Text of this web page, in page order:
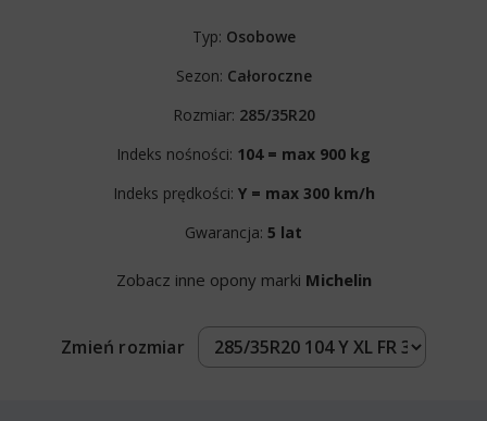
Typ: Osobowe
Sezon: Całoroczne
Rozmiar: 285/35R20
Indeks nośności: 104 = max 900 kg
Indeks prędkości: Y = max 300 km/h
Gwarancja: 5 lat
Zobacz inne opony marki Michelin
Zmień rozmiar